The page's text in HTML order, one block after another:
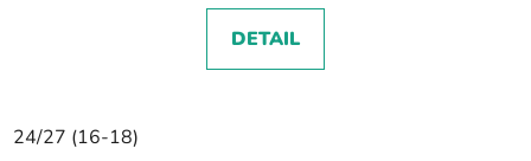
DETAIL
24/27 (16-18)